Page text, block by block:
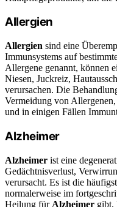
Allergien
Allergien sind eine
Immunsystems auf
Allergene genannt, können
Niesen, Juckreiz,
verursachen. Die
Vermeidung von
und in einigen Fällen
Alzheimer
Alzheimer ist eine
Gedächtnisverlust,
verursacht. Es ist die
normalerweise im
Heilung für Alzheimer gibt,